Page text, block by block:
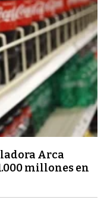
Arca
millones en